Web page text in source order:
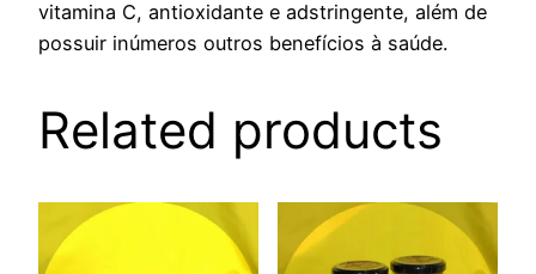
vitamina C, antioxidante e adstringente, além de
possuir inúmeros outros benefícios à saúde.
Related products